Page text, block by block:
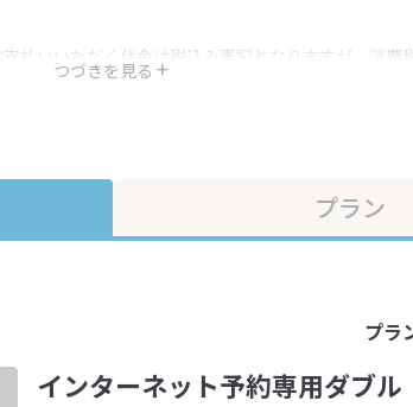
つづきを見る
払いいただく代金は税込み表記となりますが、消費
プラン
プラ
インターネット予約専用ダブル